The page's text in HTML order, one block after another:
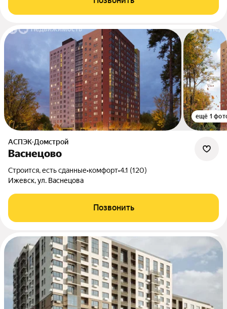
ещё 1
АСПЭК-Домстрой
Васнецово
Строится, есть сданные•комфорт•4.1 (120)
Ижевск, ул. Васнецова
Позвонить